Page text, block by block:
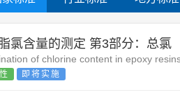
氯含量的测定 第3部分：总氯
of chlorine content in epoxy
即将实施